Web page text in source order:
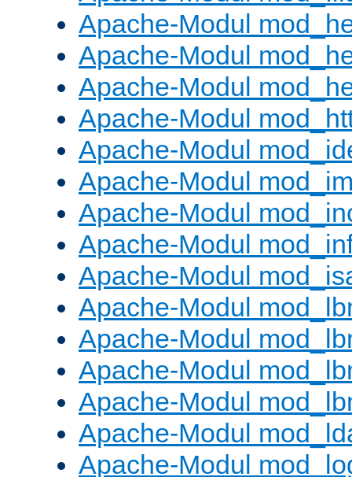
Apache-Modul
Apache-Modul
Apache-Modul
Apache-Modul
Apache-Modul
Apache-Modul
Apache-Modul
Apache-Modul
Apache-Modul
Apache-Modul
Apache-Modul
Apache-Modul
Apache-Modul
Apache-Modul
Apache-Modul